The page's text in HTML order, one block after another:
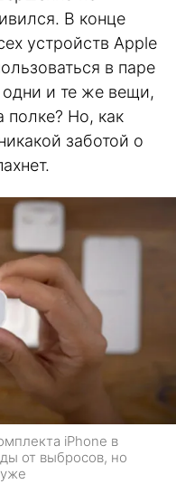
В конце
устройств Apple
в паре
и те же вещи,
полке? Но, как
заботой о
iPhone в
от выбросов, но